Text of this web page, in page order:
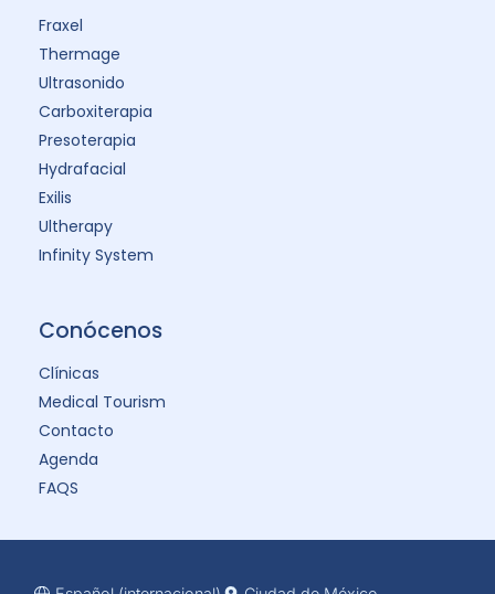
Fraxel
Thermage
Ultrasonido
Carboxiterapia
Presoterapia
Hydrafacial
Exilis
Ultherapy
Infinity System
Conócenos
Clínicas
Medical Tourism
Contacto
Agenda
FAQS